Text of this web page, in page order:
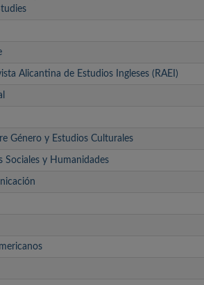
Alicantina de Estudios Ingleses (RAEI)
Género y Estudios Culturales
Sociales y Humanidades